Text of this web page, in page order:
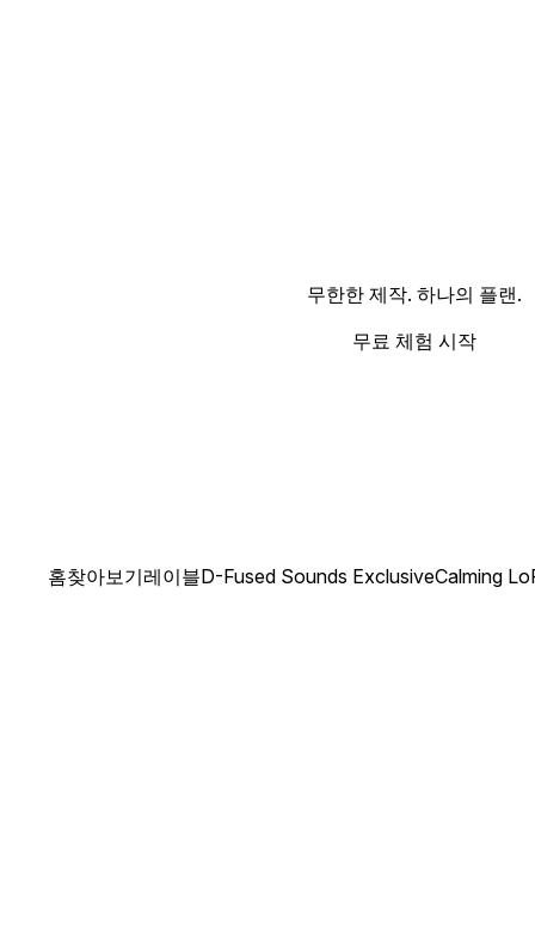
무한한 제작. 하나의 플랜.
무료 체험 시작
홈찾아보기레이블D-Fused Sounds ExclusiveCalming